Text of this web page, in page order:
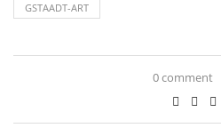
GSTAADT-ART
0 comment